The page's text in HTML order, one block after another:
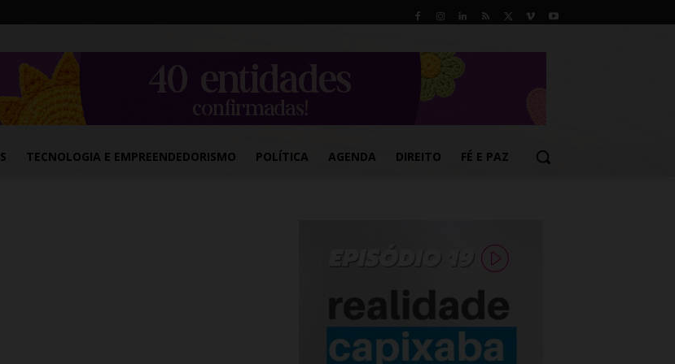
TECNOLOGIA E EMPREENDEDORISMO POLÍTICA AGENDA DIREITO FÉ E PAZ